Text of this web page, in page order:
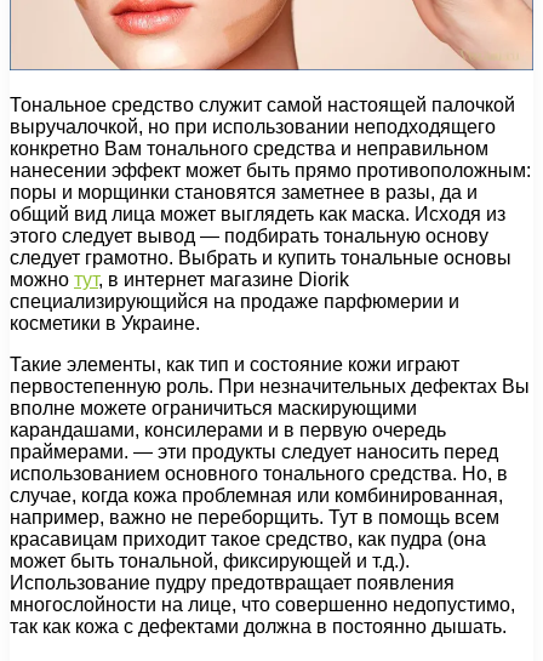
Тональное средство служит самой настоящей палочкой
выручалочкой, но при использовании неподходящего
конкретно Вам тонального средства и неправильном
нанесении эффект может быть прямо противоположным:
поры и морщинки становятся заметнее в разы, да и
общий вид лица может выглядеть как маска. Исходя из
этого следует вывод — подбирать тональную основу
следует грамотно. Выбрать и купить тональные основы
можно тут, в интернет магазине Diorik
специализирующийся на продаже парфюмерии и
косметики в Украине.
Такие элементы, как тип и состояние кожи играют
первостепенную роль. При незначительных дефектах Вы
вполне можете ограничиться маскирующими
карандашами, консилерами и в первую очередь
праймерами. — эти продукты следует наносить перед
использованием основного тонального средства. Но, в
случае, когда кожа проблемная или комбинированная,
например, важно не переборщить. Тут в помощь всем
красавицам приходит такое средство, как пудра (она
может быть тональной, фиксирующей и т.д.).
Использование пудру предотвращает появления
многослойности на лице, что совершенно недопустимо,
так как кожа с дефектами должна в постоянно дышать.